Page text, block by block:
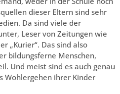
dieser Eltern sind sehr
Da sind viele der
Leser von Zeitungen wie
„Kurier“. Das sind also
bildungsferne Menschen,
Und meist sind es auch genau
Wohlergehen ihrer Kinder